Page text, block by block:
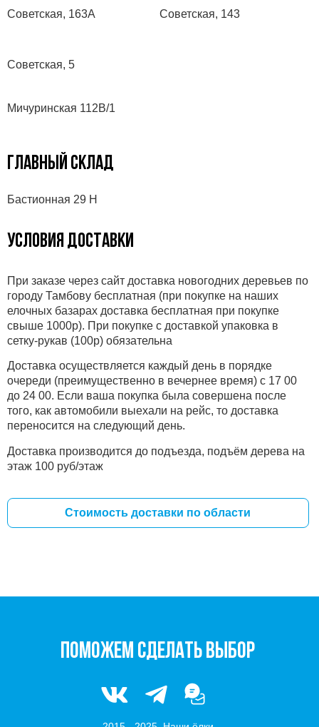
Советская, 163А Советская, 143
Советская, 5
Мичуринская 112В/1
ГЛАВНЫЙ СКЛАД
Бастионная 29 Н
УСЛОВИЯ ДОСТАВКИ
При заказе через сайт доставка новогодних деревьев по
городу Тамбову бесплатная (при покупке на наших
елочных базарах доставка бесплатная при покупке
свыше 1000р). При покупке с доставкой упаковка в
сетку-рукав (100р) обязательна
Доставка осуществляется каждый день в порядке
очереди (преимущественно в вечернее время) с 17 00
до 24 00. Если ваша покупка была совершена после
того, как автомобили выехали на рейс, то доставка
переносится на следующий день.
Доставка производится до подъезда, подъём дерева на
этаж 100 руб/этаж
Стоимость доставки по области
ПОМОЖЕМ СДЕЛАТЬ ВЫБОР